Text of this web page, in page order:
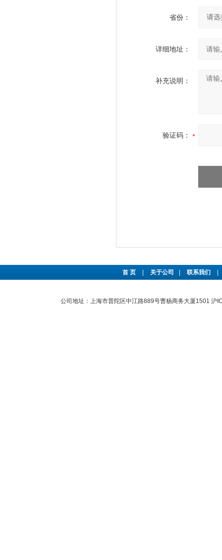
省份：
详细地址：
补充说明：
验证码：
首 页 关于公司 联系我们
公司地址：上海市普陀区中江路889号曹杨商务大厦1501 沪